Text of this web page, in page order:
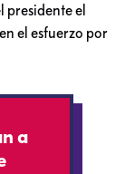
presidente el
el esfuerzo por
a